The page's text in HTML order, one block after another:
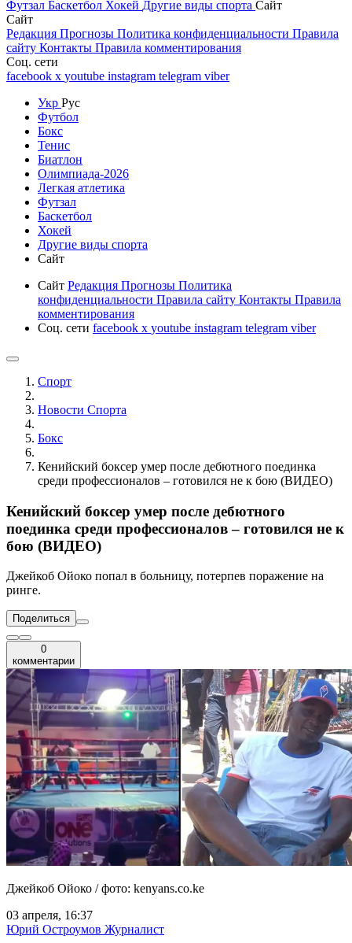
Футзал Баскетбол Хокей Другие виды спорта Сайт
Сайт
Редакция Прогнозы Политика конфиденциальности Правила
сайту Контакты Правила комментирования
Соц. сети
facebook x youtube instagram telegram viber
Укр Рус
Футбол
Бокс
Тенис
Биатлон
Олимпиада-2026
Легкая атлетика
Футзал
Баскетбол
Хокей
Другие виды спорта
Сайт
Сайт Редакция Прогнозы Политика
конфиденциальности Правила сайту Контакты Правила
комментирования
Соц. сети facebook x youtube instagram telegram viber
Спорт
Новости Cпорта
Бокс
Кенийский боксер умер после дебютного поединка
среди профессионалов – готовился не к бою (ВИДЕО)
Кенийский боксер умер после дебютного
поединка среди профессионалов – готовился не к
бою (ВИДЕО)
Джейкоб Ойоко попал в больницу, потерпев поражение на
ринге.
Поделиться
0
комментарии
Джейкоб Ойоко / фото: kenyans.co.ke
03 апреля, 16:37
Юрий Остроумов Журналист